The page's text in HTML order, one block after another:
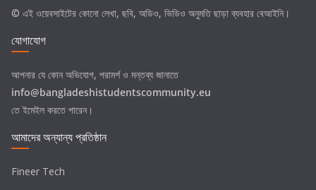
© এই ওয়েবসাইটের কোনো লেখা, ছবি, অডিও, ভিডিও অনুমতি ছাড়া ব্যবহার বেআইনি।
যোগাযোগ
আপনার যে কোন অভিযোগ, পরামর্শ ও মন্তব্য জানাতে
info@bangladeshistudentscommunity.eu
তে ইমেইল করতে পারেন।
আমাদের অন্যান্য প্রতিষ্ঠান
Fineer Tech